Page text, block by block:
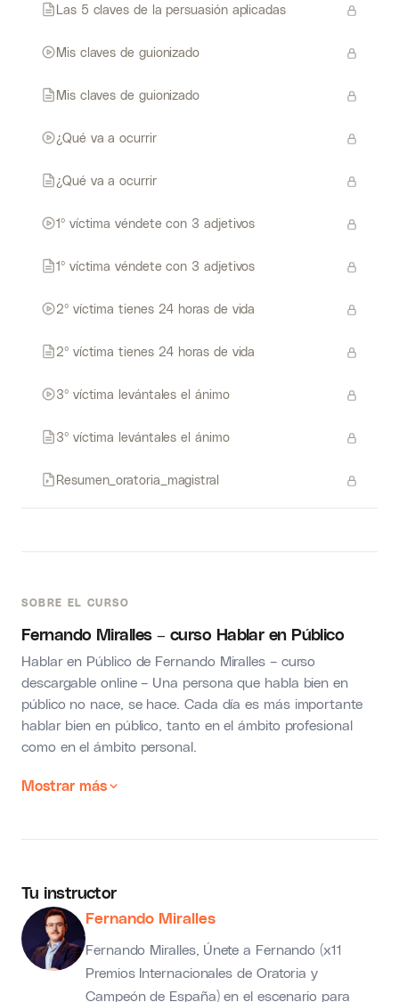
SOBRE EL CURSO
Fernando Miralles – curso Hablar en Público
Hablar en Público de Fernando Miralles – curso
descargable online – Una persona que habla bien en
público no nace, se hace. Cada día es más importante
hablar bien en público, tanto en el ámbito profesional
como en el ámbito personal.
Mostrar más
Las 5 claves de la persuasión aplicadas
Mis claves de guionizado
Mis claves de guionizado
¿Qué va a ocurrir
¿Qué va a ocurrir
1º víctima véndete con 3 adjetivos
1º víctima véndete con 3 adjetivos
2º víctima tienes 24 horas de vida
2º víctima tienes 24 horas de vida
3º víctima levántales el ánimo
3º víctima levántales el ánimo
Resumen_oratoria_magistral
Tu instructor
Fernando Miralles
Fernando Miralles, Únete a Fernando (x11
Premios Internacionales de Oratoria y
Campeón de España) en el escenario para